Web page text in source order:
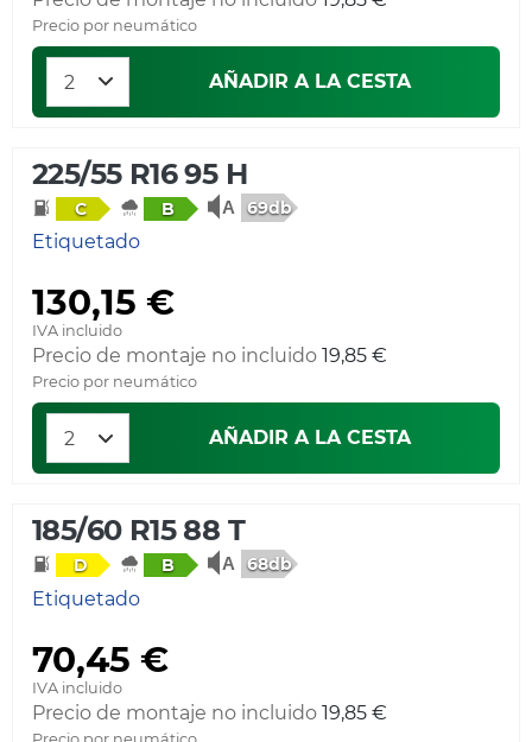
Precio por neumático
AÑADIR A LA CESTA
225/55 R16 95 H
C B 69db
Etiquetado
130,15 €
IVA incluido
Precio de montaje no incluido 19,85 €
Precio por neumático
AÑADIR A LA CESTA
185/60 R15 88 T
D B 68db
Etiquetado
70,45 €
IVA incluido
Precio de montaje no incluido 19,85 €